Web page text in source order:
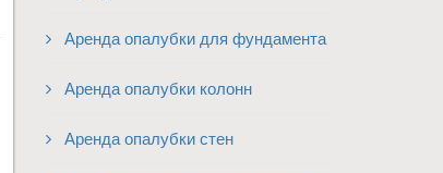
Аренда опалубки для фундамента
Аренда опалубки колонн
Аренда опалубки стен